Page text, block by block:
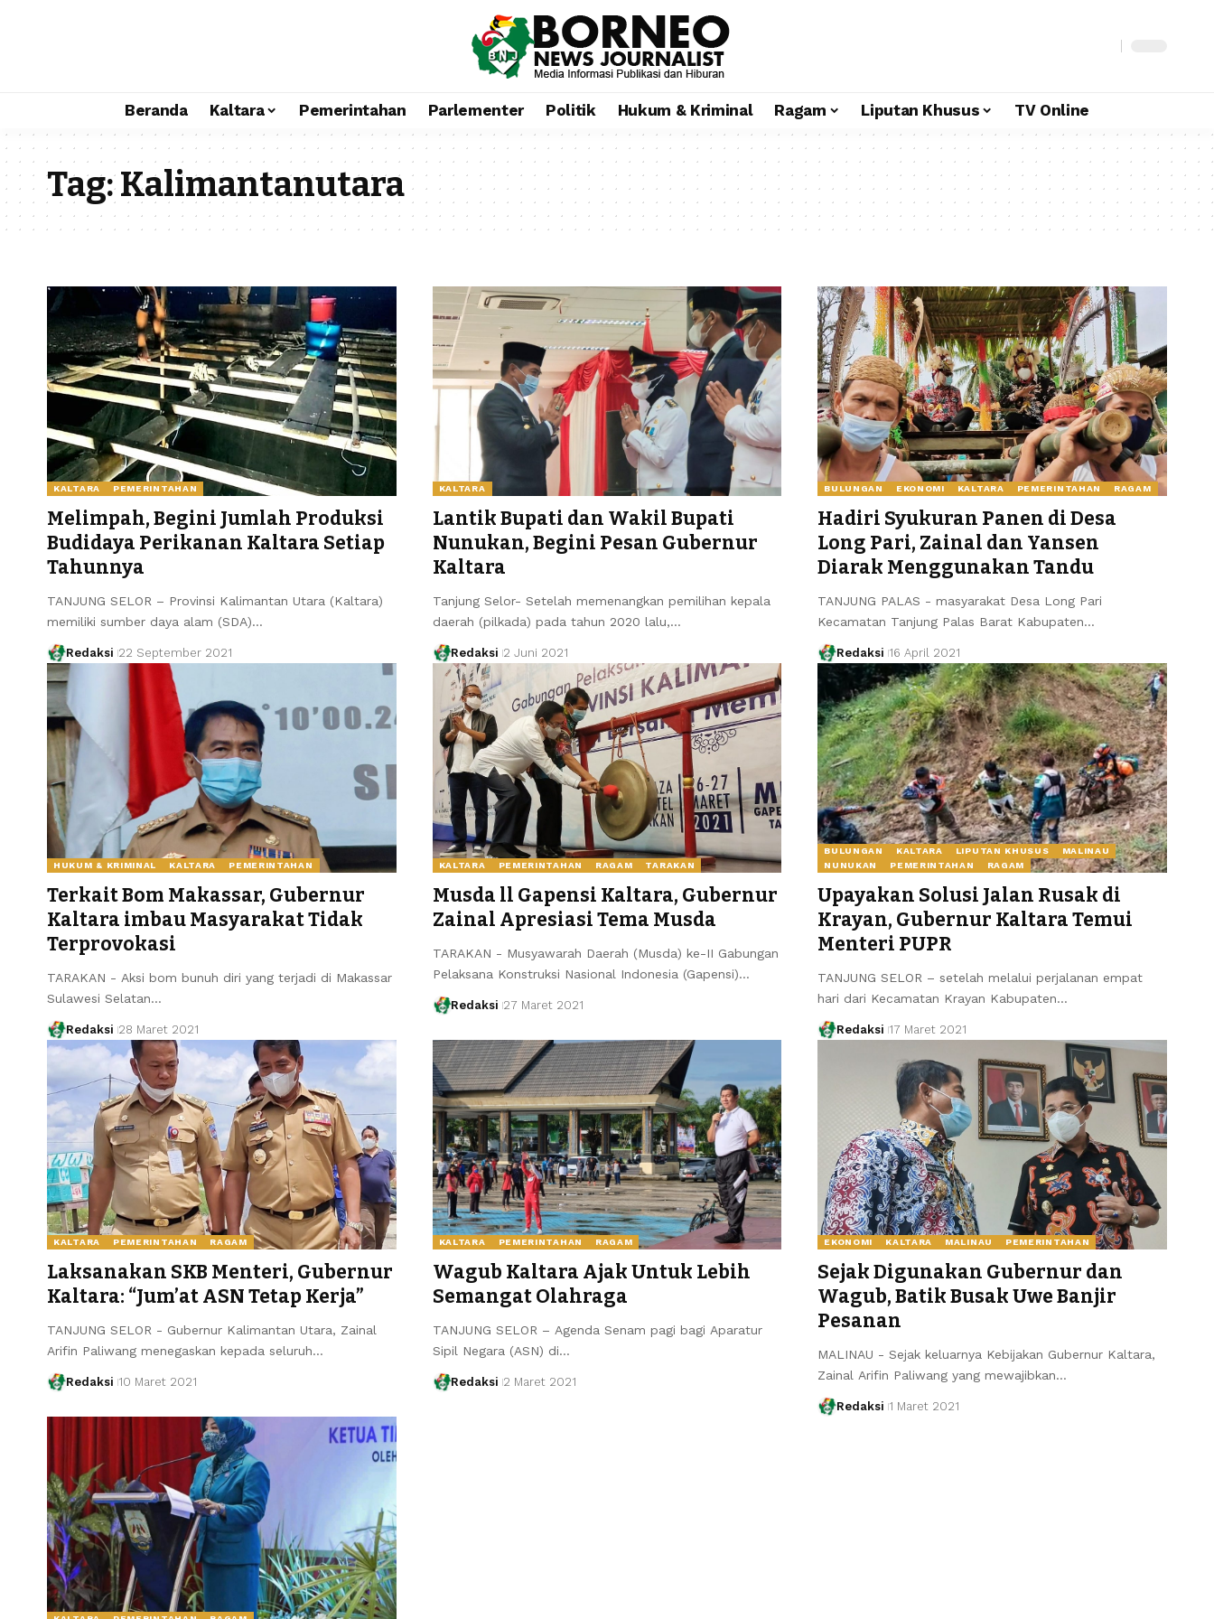
Beranda Kaltara Pemerintahan Parlementer Politik Hukum & Kriminal Ragam Liputan Khusus TV Online
Tag:Kalimantanutara
KALTARA PEMERINTAHAN
Melimpah, Begini Jumlah Produksi
Budidaya Perikanan Kaltara Setiap
Tahunnya
TANJUNG SELOR – Provinsi Kalimantan Utara (Kaltara)
memiliki sumber daya alam (SDA)…
Redaksi 22 September 2021
KALTARA
Lantik Bupati dan Wakil Bupati
Nunukan, Begini Pesan Gubernur
Kaltara
Tanjung Selor- Setelah memenangkan pemilihan kepala
daerah (pilkada) pada tahun 2020 lalu,…
Redaksi 2 Juni 2021
BULUNGAN EKONOMI KALTARA PEMERINTAHAN RAGAM
Hadiri Syukuran Panen di Desa
Long Pari, Zainal dan Yansen
Diarak Menggunakan Tandu
TANJUNG PALAS - masyarakat Desa Long Pari
Kecamatan Tanjung Palas Barat Kabupaten…
Redaksi 16 April 2021
HUKUM & KRIMINAL KALTARA PEMERINTAHAN
Terkait Bom Makassar, Gubernur
Kaltara imbau Masyarakat Tidak
Terprovokasi
TARAKAN - Aksi bom bunuh diri yang terjadi di Makassar
Sulawesi Selatan…
Redaksi 28 Maret 2021
KALTARA PEMERINTAHAN RAGAM TARAKAN
Musda ll Gapensi Kaltara, Gubernur
Zainal Apresiasi Tema Musda
TARAKAN - Musyawarah Daerah (Musda) ke-II Gabungan
Pelaksana Konstruksi Nasional Indonesia (Gapensi)…
Redaksi 27 Maret 2021
BULUNGAN KALTARA LIPUTAN KHUSUS
MALINAU
NUNUKAN
PEMERINTAHAN RAGAM
Upayakan Solusi Jalan Rusak di
Krayan, Gubernur Kaltara Temui
Menteri PUPR
TANJUNG SELOR – setelah melalui perjalanan empat
hari dari Kecamatan Krayan Kabupaten…
Redaksi 17 Maret 2021
KALTARA PEMERINTAHAN RAGAM
Laksanakan SKB Menteri, Gubernur
Kaltara: “Jum’at ASN Tetap Kerja”
TANJUNG SELOR - Gubernur Kalimantan Utara, Zainal
Arifin Paliwang menegaskan kepada seluruh…
Redaksi 10 Maret 2021
KALTARA PEMERINTAHAN RAGAM
Wagub Kaltara Ajak Untuk Lebih
Semangat Olahraga
TANJUNG SELOR – Agenda Senam pagi bagi Aparatur
Sipil Negara (ASN) di…
Redaksi 2 Maret 2021
EKONOMI KALTARA MALINAU PEMERINTAHAN
Sejak Digunakan Gubernur dan
Wagub, Batik Busak Uwe Banjir
Pesanan
MALINAU - Sejak keluarnya Kebijakan Gubernur Kaltara,
Zainal Arifin Paliwang yang mewajibkan…
Redaksi 1 Maret 2021